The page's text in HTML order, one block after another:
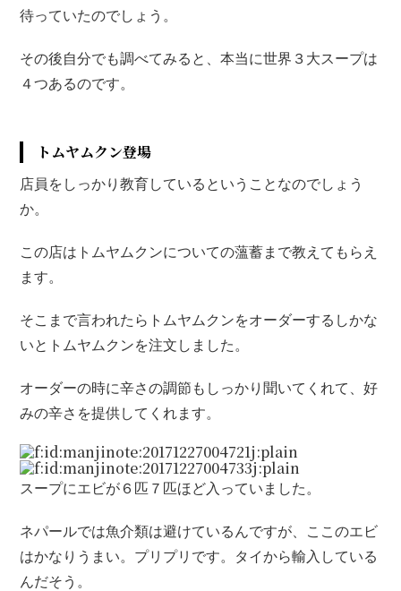
待っていたのでしょう。
その後自分でも調べてみると、本当に世界３大スープは
４つあるのです。
トムヤムクン登場
店員をしっかり教育しているということなのでしょう
か。
この店はトムヤムクンについての薀蓄まで教えてもらえ
ます。
そこまで言われたらトムヤムクンをオーダーするしかな
いとトムヤムクンを注文しました。
オーダーの時に辛さの調節もしっかり聞いてくれて、好
みの辛さを提供してくれます。
スープにエビが６匹７匹ほど入っていました。
ネパールでは魚介類は避けているんですが、ここのエビ
はかなりうまい。プリプリです。タイから輸入している
んだそう。